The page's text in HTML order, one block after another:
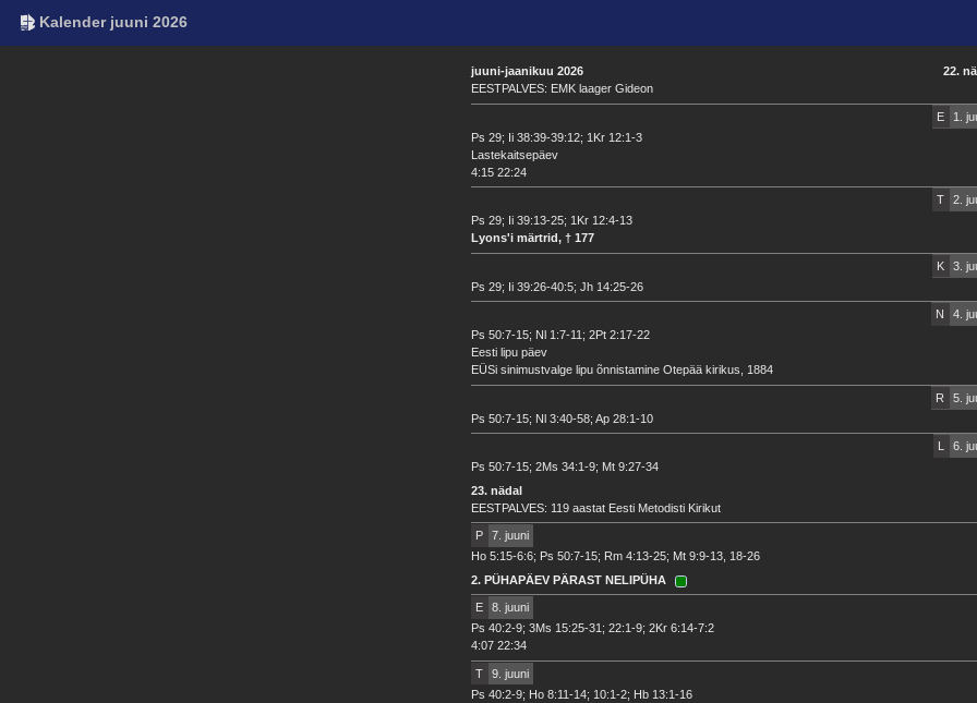
Kalender juuni 2026
22.
juuni-jaanikuu 2026
EESTPALVES: EMK laager Gideon
E
1.
Ps 29; Ii 38:39-39:12; 1Kr 12:1-3
Lastekaitsepäev
4:15 22:24
T
2.
Ps 29; Ii 39:13-25; 1Kr 12:4-13
Lyons'i märtrid, † 177
K
3.
Ps 29; Ii 39:26-40:5; Jh 14:25-26
N
4.
Ps 50:7-15; Nl 1:7-11; 2Pt 2:17-22
Eesti lipu päev
EÜSi sinimustvalge lipu õnnistamine Otepää kirikus, 1884
R
5.
Ps 50:7-15; Nl 3:40-58; Ap 28:1-10
L
6.
Ps 50:7-15; 2Ms 34:1-9; Mt 9:27-34
23. nädal
EESTPALVES: 119 aastat Eesti Metodisti Kirikut
P
7. juuni
Ho 5:15-6:6; Ps 50:7-15; Rm 4:13-25; Mt 9:9-13, 18-26
2. PÜHAPÄEV PÄRAST NELIPÜHA
E
8. juuni
Ps 40:2-9; 3Ms 15:25-31; 22:1-9; 2Kr 6:14-7:2
4:07 22:34
T
9. juuni
Ps 40:2-9; Ho 8:11-14; 10:1-2; Hb 13:1-16